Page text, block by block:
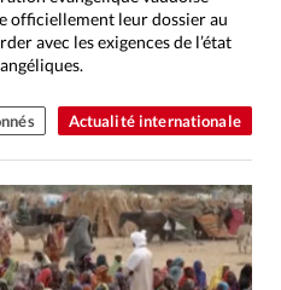
Actualité internationale
officiellement leur dossier au
avec les exigences de l’état